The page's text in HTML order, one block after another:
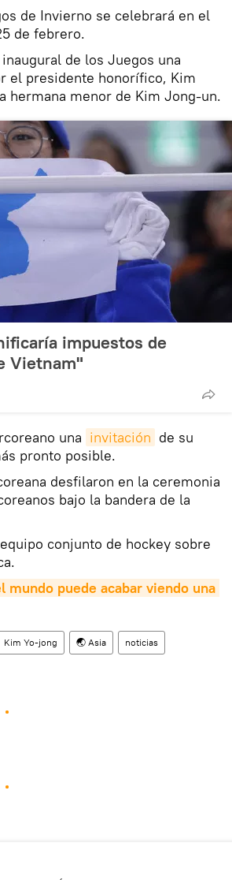
de Invierno se celebrará en el
de febrero.
de los Juegos una
el presidente honorífico, Kim
hermana menor de Kim Jong-un.
impuestos de
Vietnam"
una invitación de su
pronto posible.
desfilaron en la ceremonia
bajo la bandera de la
conjunto de hockey sobre
mundo puede acabar viendo una
Kim Yo-jong 🌏 Asia noticias